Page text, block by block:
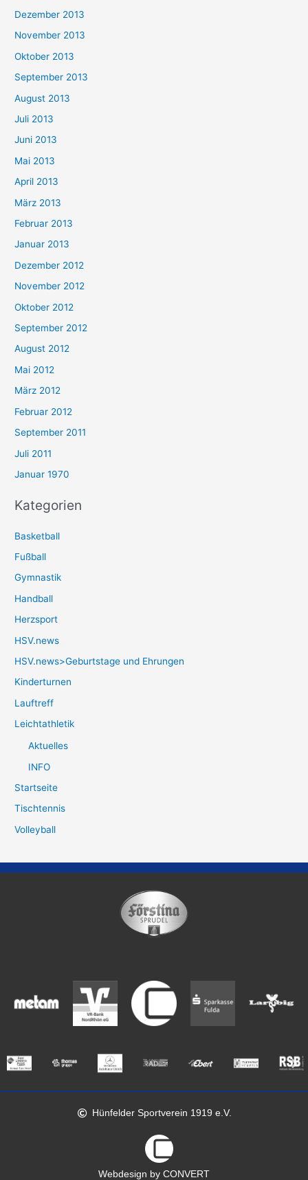
Dezember 2013
November 2013
Oktober 2013
September 2013
August 2013
Juli 2013
Juni 2013
Mai 2013
April 2013
März 2013
Februar 2013
Januar 2013
Dezember 2012
November 2012
Oktober 2012
September 2012
August 2012
Mai 2012
März 2012
Februar 2012
September 2011
Juli 2011
Januar 1970
Kategorien
Basketball
Fußball
Gymnastik
Handball
Herzsport
HSV.news
HSV.news>Geburtstage und Ehrungen
Kinderturnen
Lauftreff
Leichtathletik
Aktuelles
INFO
Startseite
Tischtennis
Volleyball
Hünfelder Sportverein 1919 e.V.
Webdesign by CONVERT